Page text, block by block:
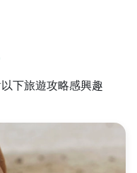
下旅遊攻略感興趣